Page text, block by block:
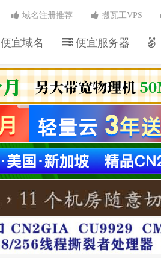
便宜域名 便宜服务器
域名注册推荐 搬瓦工VPS